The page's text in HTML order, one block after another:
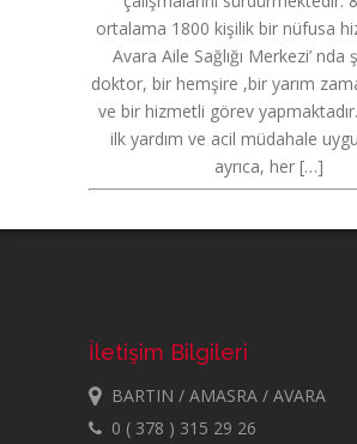
ortalama 1800 kişilik bir nüfusa
Avara Aile Sağlığı Merkezi’ nda
doktor, bir hemşire ,bir yarım
ve bir hizmetli görev
ilk yardım ve acil müdahale
ayrıca, her […]
İletişim Bilgileri
BARTIN / AMASRA / AVARA
0 ( 378 ) 315 29 26